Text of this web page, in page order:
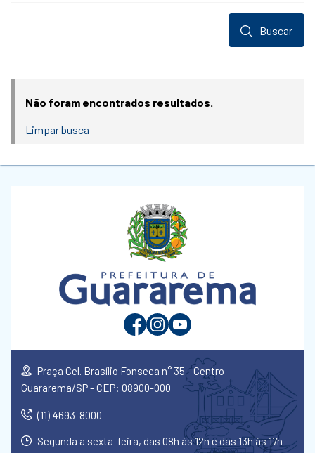
Buscar
Não foram encontrados resultados.
Limpar busca
Praça Cel. Brasílio Fonseca n° 35 - Centro
Guararema/SP - CEP: 08900-000
(11) 4693-8000
Segunda a sexta-feira, das 08h às 12h e das 13h às 17h